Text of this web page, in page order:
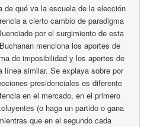
de qué va la escuela de la elección
a cierto cambio de paradigma
por el surgimiento de esta
menciona los aportes de
de imposibilidad y los aportes de
línea similar. Se explaya sobre por
presidenciales es diferente
en el mercado, en el primero
(o haga un partido o gana
que en el segundo cada